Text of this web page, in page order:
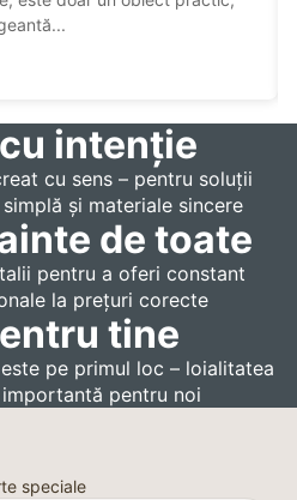
intenție
cu sens – pentru soluții
și materiale sincere
de toate
pentru a oferi constant
la prețuri corecte
tine
pe primul loc – loialitatea
pentru noi
speciale